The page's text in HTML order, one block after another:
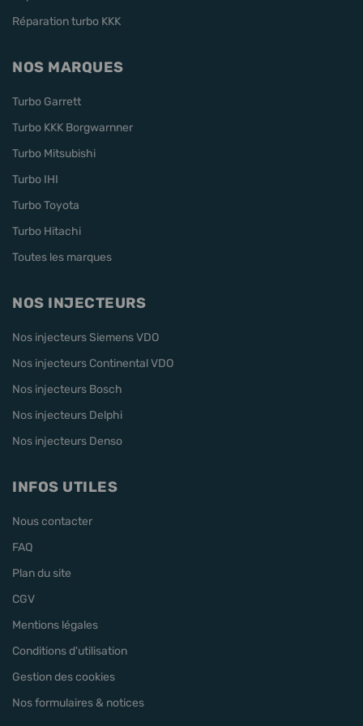
Réparation turbo KKK
NOS MARQUES
Turbo Garrett
Turbo KKK Borgwarnner
Turbo Mitsubishi
Turbo IHI
Turbo Toyota
Turbo Hitachi
Toutes les marques
NOS INJECTEURS
Nos injecteurs Siemens VDO
Nos injecteurs Continental VDO
Nos injecteurs Bosch
Nos injecteurs Delphi
Nos injecteurs Denso
INFOS UTILES
Nous contacter
FAQ
Plan du site
CGV
Mentions légales
Conditions d'utilisation
Gestion des cookies
Nos formulaires & notices